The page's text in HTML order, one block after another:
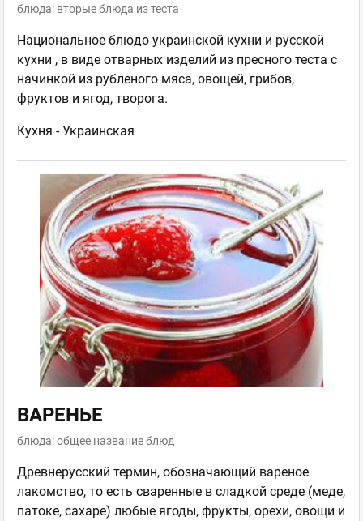
блюда: вторые блюда из теста
Национальное блюдо украинской кухни и русской
кухни , в виде отварных изделий из пресного теста с
начинкой из рубленого мяса, овощей, грибов,
фруктов и ягод, творога.
Кухня -Украинская
ВАРЕНЬЕ
блюда: общее название блюд
Древнерусский термин, обозначающий вареное
лакомство, то есть сваренные в сладкой среде (меде,
патоке, сахаре) любые ягоды, фрукты, орехи, овощи и